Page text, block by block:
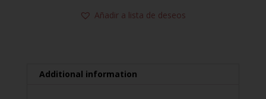
Añadir a lista de deseos
Additional information